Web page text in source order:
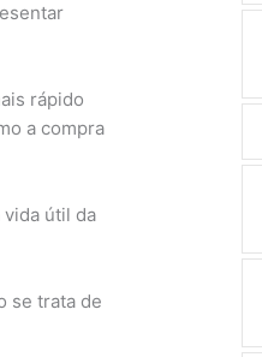
rápido
a compra
útil da
se trata de